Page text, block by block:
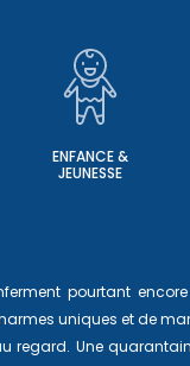
ENFANCE &
JEUNESSE
pourtant
uniques et de
regard. Une